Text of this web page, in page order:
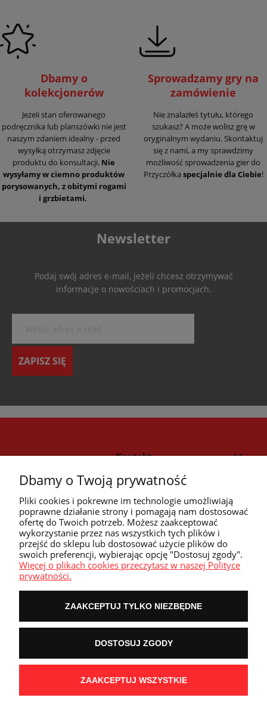
Dbamy o
kolekcjonerów
Jeżeli stan oferowanego
podręcznika lub planszówki nie jest
naszym zdaniem idealny - przed
wysyłką otrzymasz zdjęcie
produktu do konsultacji. Nie
wysyłamy w ciemno produktów
porysowanych, z obitymi rogami
i grzbietami.
Sprowadzamy gry na
zamówienie
Nie znalazłeś tytułu, którego
szukasz? A może wolisz grę w
oryginalnym wydaniu. Skontaktuj
się z nami, a my sprawdzimy
możliwość sprowadzenia gier do
Przyczółka specjalnie dla Ciebie!
Newsletter
Podaj swój adres e-mail, jeżeli chcesz otrzymywać
informacje o nowościach i promocjach.
ZAPISZ SIĘ
Strefa klienta
Przyczółek
Przydatne linki
Kontakt
POKAŻ PEŁNĄ WERSJĘ STRONY
NASZE ODZNAKI
wyróżnienia są przyznawane przez
Dbamy o Twoją prywatność
Pliki cookies i pokrewne im technologie umożliwiają
poprawne działanie strony i pomagają nam dostosować
ofertę do Twoich potrzeb. Możesz zaakceptować
wykorzystanie przez nas wszystkich tych plików i
przejść do sklepu lub dostosować użycie plików do
swoich preferencji, wybierając opcję "Dostosuj zgody".
Więcej o plikach cookies przeczytasz w naszej Polityce
prywatności.
ZAAKCEPTUJ TYLKO NIEZBĘDNE
DOSTOSUJ ZGODY
ZAAKCEPTUJ WSZYSTKIE